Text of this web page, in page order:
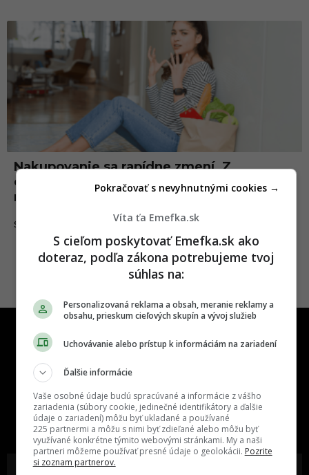
Nakupovanie sa rapídne zmení. Z
obchodov úplne zmizne vec, ktorá je pre
nás už samozrejmosťou
SLOVENSKO
One time najzábavnejšie miesto na
slovenskom internete, next time
najzabávnejšie miesto na svete
Víta ťa Emefka.sk
S cieľom poskytovať Emefka.sk ako
doteraz, podľa zákona potrebujeme tvoj
súhlas na:
Personalizovaná reklama a obsah, meranie reklamy a
obsahu, prieskum cieľových skupín a vývoj služieb
Uchovávanie alebo prístup k informáciám na zariadení
Ďalšie informácie
Vaše osobné údaje budú spracúvané a informácie z vášho
zariadenia (súbory cookie, jedinečné identifikátory a ďalšie
údaje o zariadení) môžu byť ukladané a používané
225 partnermi a môžu s nimi byť zdieľané alebo môžu byť
využívané konkrétne týmito webovými stránkami. My a naši
partneri môžeme používať presné údaje o geolokácii. Pozrite
si zoznam partnerov.
Pokračovať s nevyhnutnými cookies →